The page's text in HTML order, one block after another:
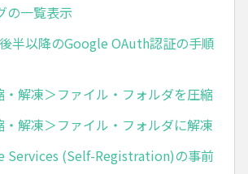
一覧表示
半以降のGoogle OAuth認証の手順
・解凍＞ファイル・フォルダを圧縮
・解凍＞ファイル・フォルダに解凍
Services (Self-Registration)の事前